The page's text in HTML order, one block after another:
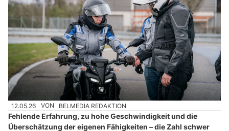
12.05.26 VON BELMEDIA REDAKTION
Fehlende Erfahrung, zu hohe Geschwindigkeit und die
Überschätzung der eigenen Fähigkeiten – die Zahl schwer